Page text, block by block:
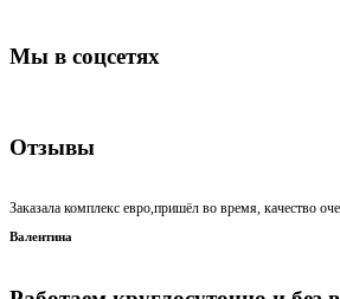
Мы в соцсетях
Отзывы
Заказала комплекс евро,пришёл во время, качество
Валентина